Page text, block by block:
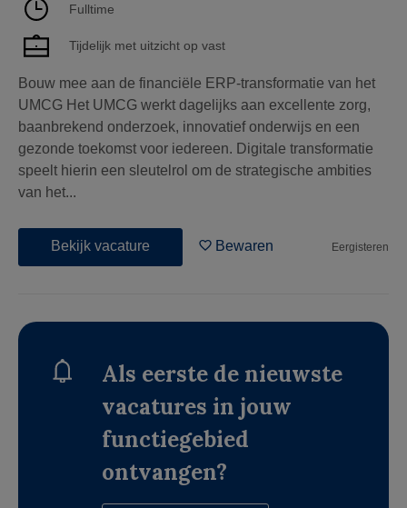
Fulltime
Tijdelijk met uitzicht op vast
Bouw mee aan de financiële ERP-transformatie van het
UMCG Het UMCG werkt dagelijks aan excellente zorg,
baanbrekend onderzoek, innovatief onderwijs en een
gezonde toekomst voor iedereen. Digitale transformatie
speelt hierin een sleutelrol om de strategische ambities
van het...
Bekijk vacature Bewaren Eergisteren
Als eerste de nieuwste
vacatures in jouw
functiegebied
ontvangen?